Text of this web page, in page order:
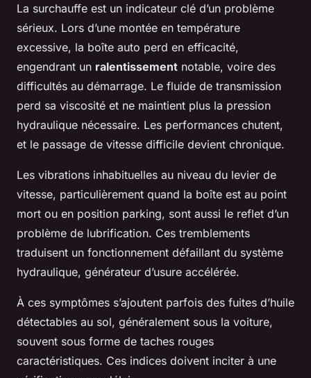
La surchauffe est un indicateur clé d’un problème
sérieux. Lors d’une montée en température
excessive, la boîte auto perd en efficacité,
engendrant un ralentissement notable, voire des
difficultés au démarrage. Le fluide de transmission
perd sa viscosité et ne maintient plus la pression
hydraulique nécessaire. Les performances chutent,
et le passage de vitesse difficile devient chronique.
Les vibrations inhabituelles au niveau du levier de
vitesse, particulièrement quand la boîte est au point
mort ou en position parking, sont aussi le reflet d’un
problème de lubrification. Ces tremblements
traduisent un fonctionnement défaillant du système
hydraulique, générateur d’usure accélérée.
À ces symptômes s’ajoutent parfois des fuites d’huile
détectables au sol, généralement sous la voiture,
souvent sous forme de taches rouges
caractéristiques. Ces indices doivent inciter à une